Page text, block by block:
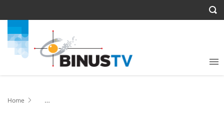
Home